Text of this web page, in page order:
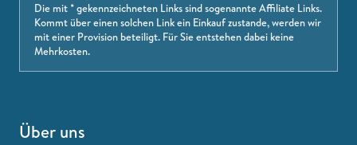
Die mit * gekennzeichneten Links sind sogenannte Affiliate Links.
Kommt über einen solchen Link ein Einkauf zustande, werden wir
mit einer Provision beteiligt. Für Sie entstehen dabei keine
Mehrkosten.
Über uns